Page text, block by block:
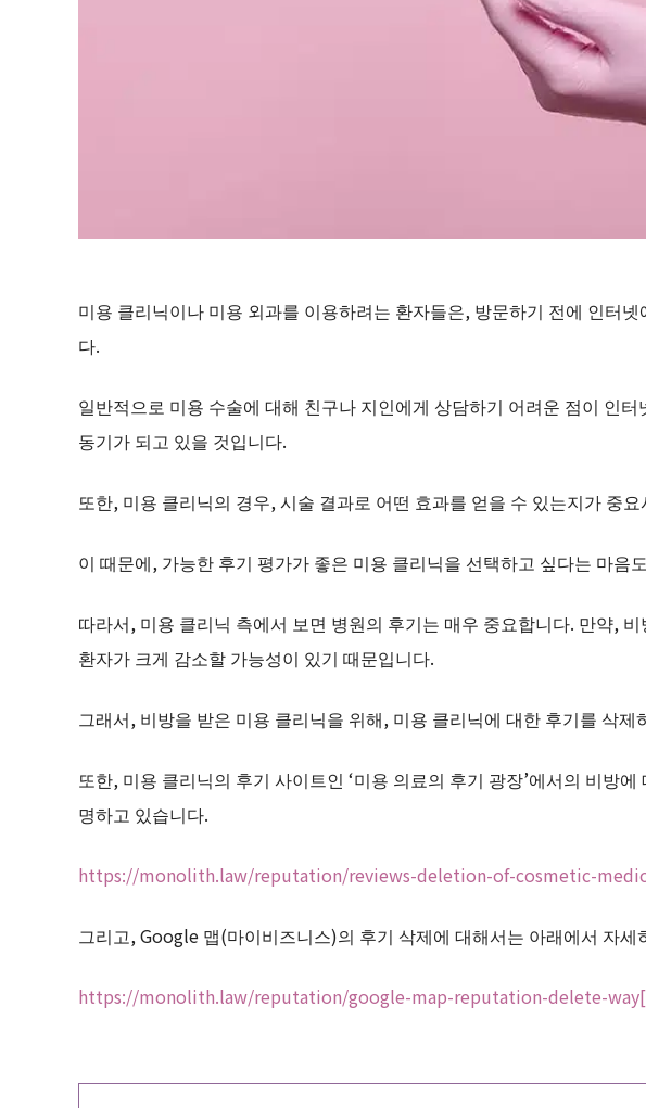
미용 클리닉이나 미용 외과를 이용하려는 환자들은, 방문하기 전에 인터
다.
일반적으로 미용 수술에 대해 친구나 지인에게 상담하기 어려운 점이 인
동기가 되고 있을 것입니다.
또한, 미용 클리닉의 경우, 시술 결과로 어떤 효과를 얻을 수 있는지가 중
이 때문에, 가능한 후기 평가가 좋은 미용 클리닉을 선택하고 싶다는 마음
따라서, 미용 클리닉 측에서 보면 병원의 후기는 매우 중요합니다. 만약,
환자가 크게 감소할 가능성이 있기 때문입니다.
그래서, 비방을 받은 미용 클리닉을 위해, 미용 클리닉에 대한 후기를 삭
또한, 미용 클리닉의 후기 사이트인 ‘미용 의료의 후기 광장’에서의 비방
명하고 있습니다.
https://monolith.law/reputation/reviews-deletion-of-cosmetic-
그리고, Google 맵(마이비즈니스)의 후기 삭제에 대해서는 아래에서 자세
https://monolith.law/reputation/google-map-reputation-delete-